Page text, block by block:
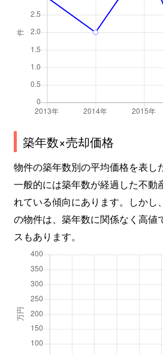
築年数×売却価格
物件の築年数別の平均価格を表し
一般的には築年数が経過した不動
れている傾向にあります。しかし
の物件は、築年数に関係なく高値
スもあります。